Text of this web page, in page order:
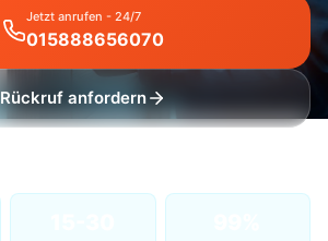
Jetzt anrufen - 24/7
015888656070
Rückruf anfordern